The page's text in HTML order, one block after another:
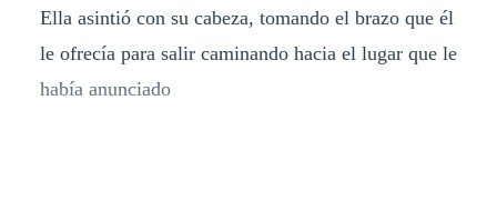
Ella asintió con su cabeza, tomando el brazo que él
le ofrecía para salir caminando hacia el lugar que le
había anunciado